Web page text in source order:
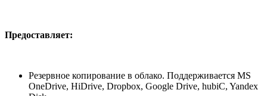
Предоставляет:
Резервное копирование в облако. Поддерживается MS
OneDrive, HiDrive, Dropbox, Google Drive, hubiC, Yandex